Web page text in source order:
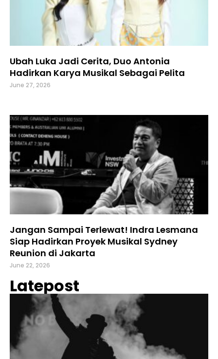
Ubah Luka Jadi Cerita, Duo Antonia
Hadirkan Karya Musikal Sebagai Pelita
June 27, 2026
Jangan Sampai Terlewat! Indra Lesmana
Siap Hadirkan Proyek Musikal Sydney
Reunion di Jakarta
June 22, 2026
Latepost